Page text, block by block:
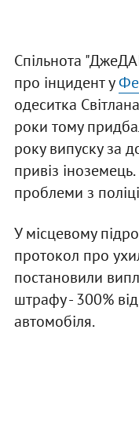
Спільнота
про інцидент у
одеситка
роки тому
року випуску за
привіз
проблеми з
У місцевому
протокол про
постановили
штрафу - 300%
автомобіля.